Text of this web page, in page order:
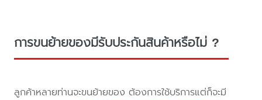
การขนย้ายของมีรับประกันสินค้าหรือไม่ ?
ลูกค้าหลายท่านจะขนย้ายของ ต้องการใช้บริการแต่ก็จะมี